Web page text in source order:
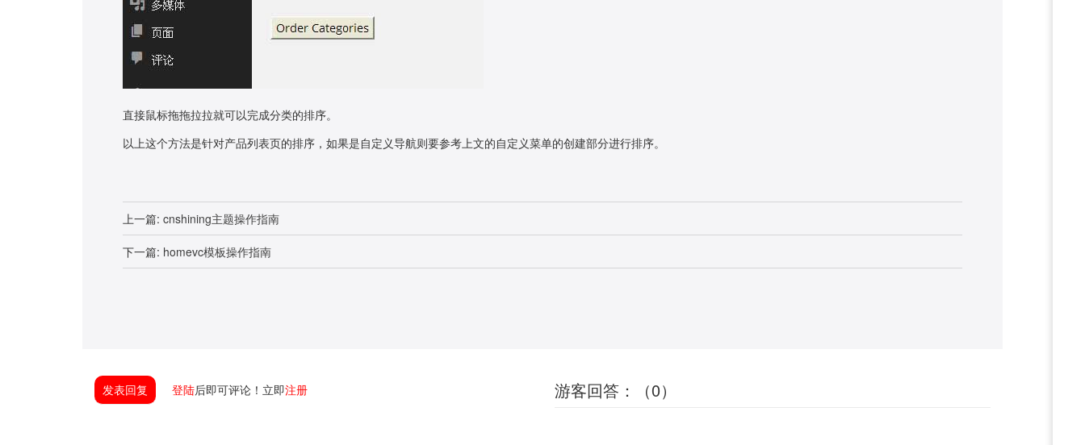
直接鼠标拖拖拉拉就可以完成分类的排序。
以上这个方法是针对产品列表页的排序，如果是自定义导航则要参考上文的自定义菜单的创建部分进行排序。
上一篇: cnshining主题操作指南
下一篇: homevc模板操作指南
发表回复 登陆后即可评论！立即注册 游客回答：（0）